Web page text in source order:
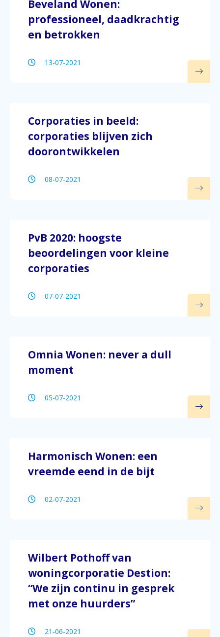
Beveland Wonen:
professioneel, daadkrachtig
en betrokken
13-07-2021
Corporaties in beeld:
corporaties blijven zich
doorontwikkelen
08-07-2021
PvB 2020: hoogste
beoordelingen voor kleine
corporaties
07-07-2021
Omnia Wonen: never a dull
moment
05-07-2021
Harmonisch Wonen: een
vreemde eend in de bijt
02-07-2021
Wilbert Pothoff van
woningcorporatie Destion:
“We zijn continu in gesprek
met onze huurders”
21-06-2021